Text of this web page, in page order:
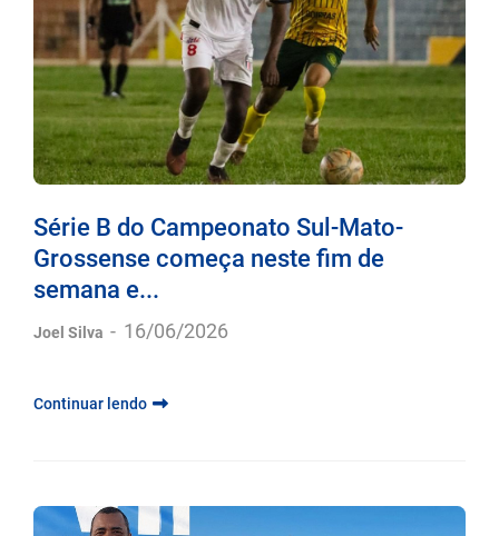
Série B do Campeonato Sul-Mato-
Grossense começa neste fim de
semana e...
Joel Silva - 16/06/2026
Continuar lendo